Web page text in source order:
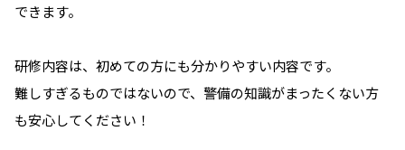
できます。
研修内容は、初めての方にも分かりやすい内容です。
難しすぎるものではないので、警備の知識がまったくない方
も安心してください！